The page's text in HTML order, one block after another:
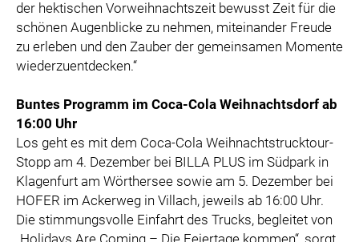
der hektischen Vorweihnachtszeit bewusst Zeit für die
schönen Augenblicke zu nehmen, miteinander Freude
zu erleben und den Zauber der gemeinsamen Momente
wiederzuentdecken.“
Buntes Programm im Coca-Cola Weihnachtsdorf ab
16:00 Uhr
Los geht es mit dem Coca-Cola Weihnachtstrucktour-
Stopp am 4. Dezember bei BILLA PLUS im Südpark in
Klagenfurt am Wörthersee sowie am 5. Dezember bei
HOFER im Ackerweg in Villach, jeweils ab 16:00 Uhr.
Die stimmungsvolle Einfahrt des Trucks, begleitet von